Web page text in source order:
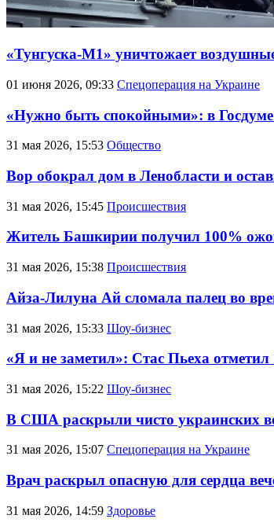
«Тунгуска-М1» уничтожает
01 июня 2026, 09:33 Спецоперация на Украине
«Нужно быть спокойными»: в
31 мая 2026, 15:53 Общество
Вор обокрал дом в Ленобласти и
31 мая 2026, 15:45 Происшествия
Житель Башкирии получил 100%
31 мая 2026, 15:38 Происшествия
Айза-Лилуна Ай сломала палец во
31 мая 2026, 15:33 Шоу-бизнес
«Я и не заметил»: Стас Пьеха отметил
31 мая 2026, 15:22 Шоу-бизнес
В США раскрыли чисто украинских
31 мая 2026, 15:07 Спецоперация на Украине
Врач раскрыл опасную для сердца
31 мая 2026, 14:59 Здоровье